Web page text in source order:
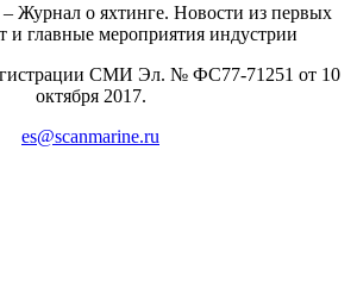
– Журнал о яхтинге. Новости из первых
и главные мероприятия индустрии
СМИ Эл. № ФС77-71251 от 10
октября 2017.
es@scanmarine.ru